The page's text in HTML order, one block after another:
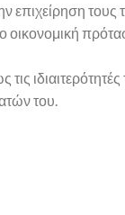
επιχείρηση τους
οικονομική
του.